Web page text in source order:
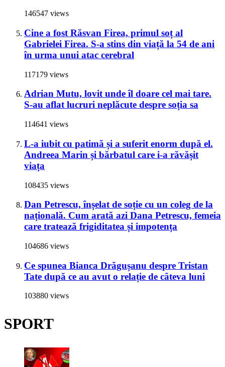
146547 views
Cine a fost Răsvan Firea, primul soț al
Gabrielei Firea. S-a stins din viață la 54 de ani
în urma unui atac cerebral
117179 views
Adrian Mutu, lovit unde îl doare cel mai tare.
S-au aflat lucruri neplăcute despre soția sa
114641 views
L-a iubit cu patimă și a suferit enorm după el.
Andreea Marin și bărbatul care i-a răvășit
viața
108435 views
Dan Petrescu, înșelat de soție cu un coleg de la
națională. Cum arată azi Dana Petrescu, femeia
care tratează frigiditatea și impotența
104686 views
Ce spunea Bianca Drăgușanu despre Tristan
Tate după ce au avut o relație de câteva luni
103880 views
SPORT